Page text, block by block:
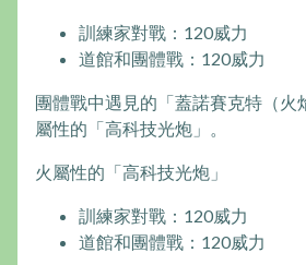
訓練家對戰：120威力
道館和團體戰：120威力
團體戰中遇見的「蓋諾賽克特（火
屬性的「高科技光炮」。
火屬性的「高科技光炮」
訓練家對戰：120威力
道館和團體戰：120威力